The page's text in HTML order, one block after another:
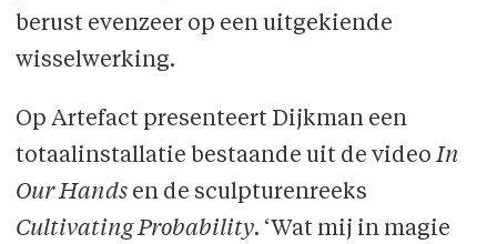
berust evenzeer op een uitgekiende
wisselwerking.
Op Artefact presenteert Dijkman een
totaalinstallatie bestaande uit de videoIn
Our Handsen de sculpturenreeks
Cultivating Probability. ‘Wat mij in magie